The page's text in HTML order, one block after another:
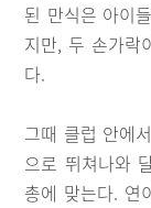
된 만식은 아이
지만, 두 손가락
다.
그때 클럽 안에
으로 뛰쳐나와
총에 맞는다. 연